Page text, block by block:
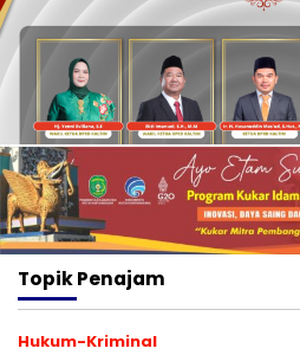
TopikPenajam
Hukum-Kriminal